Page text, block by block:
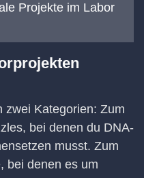
Projekte im Labor
zwei Kategorien: Zum
bei denen du DNA-
musst. Zum
bei denen es um